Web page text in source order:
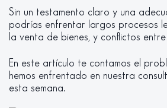
Sin un testamento claro y una
podrías enfrentar largos procesos
la venta de bienes, y conflictos
En este artículo te contamos el
hemos enfrentado en nuestra
esta semana.